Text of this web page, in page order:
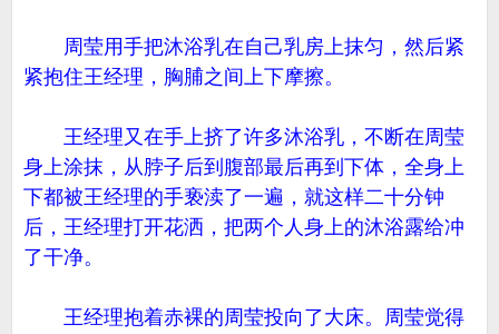
周莹用手把沐浴乳在自己乳房上抹匀，然后紧
紧抱住王经理，胸脯之间上下摩擦。
王经理又在手上挤了许多沐浴乳，不断在周莹
身上涂抹，从脖子后到腹部最后再到下体，全身上
下都被王经理的手亵渎了一遍，就这样二十分钟
后，王经理打开花洒，把两个人身上的沐浴露给冲
了干净。
王经理抱着赤裸的周莹投向了大床。周莹觉得